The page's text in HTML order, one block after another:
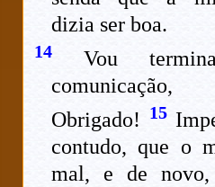
dizia ser boa.
14 Vou
Obrigado! 15
contudo, que o
mal, e de